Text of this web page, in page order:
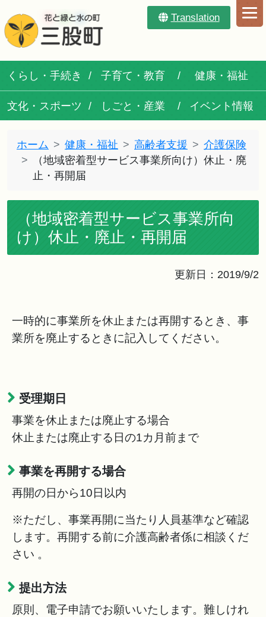
Translation
くらし・手続き 子育て・教育 健康・福祉
文化・スポーツ しごと・産業 イベント情報
ホーム 健康・福祉 高齢者支援
介護保険
（地域密着型サービス事業所向け）休止・廃
止・再開届
（地域密着型サービス事業所向
け）休止・廃止・再開届
更新日：2019/9/2
一時的に事業所を休止または再開するとき、事
業所を廃止するときに記入してください。
受理期日
事業を休止または廃止する場合
休止または廃止する日の1カ月前まで
事業を再開する場合
再開の日から10日以内
※ただし、事業再開に当たり人員基準など確認
します。再開する前に介護高齢者係に相談くだ
さい 。
提出方法
原則、電子申請でお願いいたします。難しけれ